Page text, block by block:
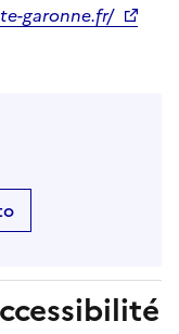
garonne.fr/